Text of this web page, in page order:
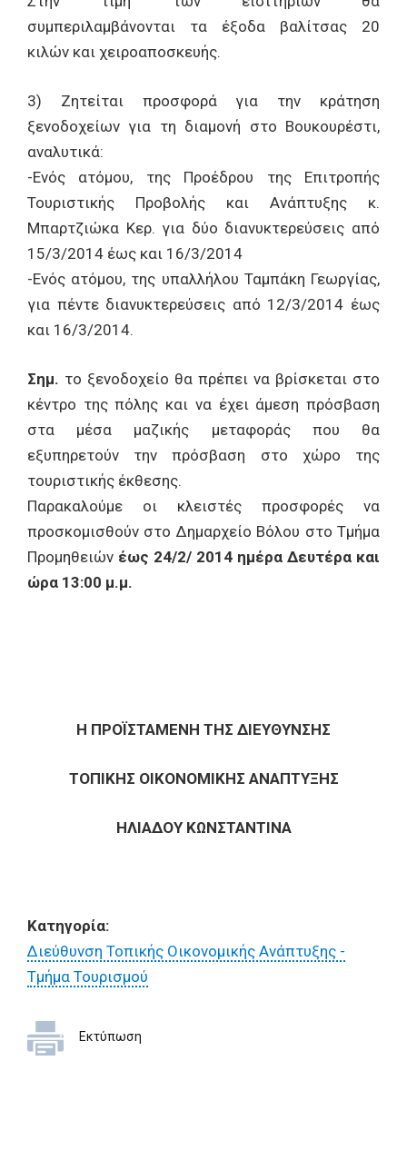
συμπεριλαμβάνονται τα έξοδα βαλίτσας 20
κιλών και χειροαποσκευής.
3) Ζητείται προσφορά για την κράτηση
ξενοδοχείων για τη διαμονή στο Βουκουρέστι,
αναλυτικά:
-Ενός ατόμου, της Προέδρου της Επιτροπής
Τουριστικής Προβολής και Ανάπτυξης κ.
Μπαρτζιώκα Κερ. για δύο διανυκτερεύσεις από
15/3/2014 έως και 16/3/2014
-Ενός ατόμου, της υπαλλήλου Ταμπάκη Γεωργίας,
για πέντε διανυκτερεύσεις από 12/3/2014 έως
και 16/3/2014.
Σημ. το ξενοδοχείο θα πρέπει να βρίσκεται στο
κέντρο της πόλης και να έχει άμεση πρόσβαση
στα μέσα μαζικής μεταφοράς που θα
εξυπηρετούν την πρόσβαση στο χώρο της
τουριστικής έκθεσης.
Παρακαλούμε οι κλειστές προσφορές να
προσκομισθούν στο Δημαρχείο Βόλου στο Τμήμα
Προμηθειών έως 24/2/ 2014 ημέρα Δευτέρα και
ώρα 13:00 μ.μ.
Η ΠΡΟΪΣΤΑΜΕΝΗ ΤΗΣ ΔΙΕΥΘΥΝΣΗΣ
ΤΟΠΙΚΗΣ ΟΙΚΟΝΟΜΙΚΗΣ ΑΝΑΠΤΥΞΗΣ
ΗΛΙΑΔΟΥ ΚΩΝΣΤΑΝΤΙΝΑ
Κατηγορία:
Διεύθυνση Τοπικής Οικονομικής Ανάπτυξης -
Τμήμα Τουρισμού
Εκτύπωση